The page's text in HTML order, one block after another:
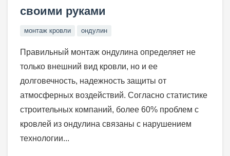
своими руками
монтаж кровли ондулин
Правильный монтаж ондулина определяет не
только внешний вид кровли, но и ее
долговечность, надежность защиты от
атмосферных воздействий. Согласно статистике
строительных компаний, более 60% проблем с
кровлей из ондулина связаны с нарушением
технологии...